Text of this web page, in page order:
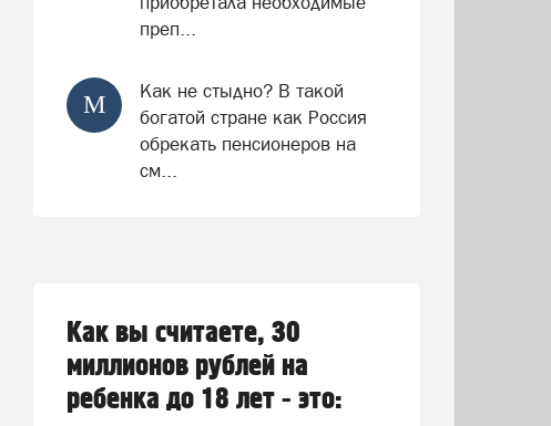
преп...
М
Как не стыдно? В такой
богатой стране как Россия
обрекать пенсионеров на
см...
Как вы считаете, 30
миллионов рублей на
ребенка до 18 лет - это: